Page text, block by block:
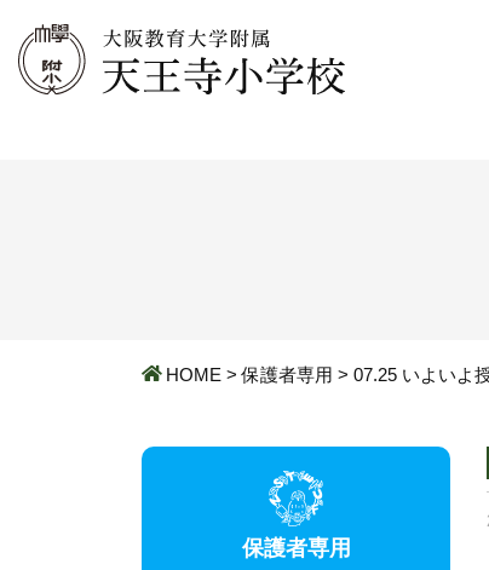
HOME > 保護者専用 > 07.25 いよいよ
保護者専用